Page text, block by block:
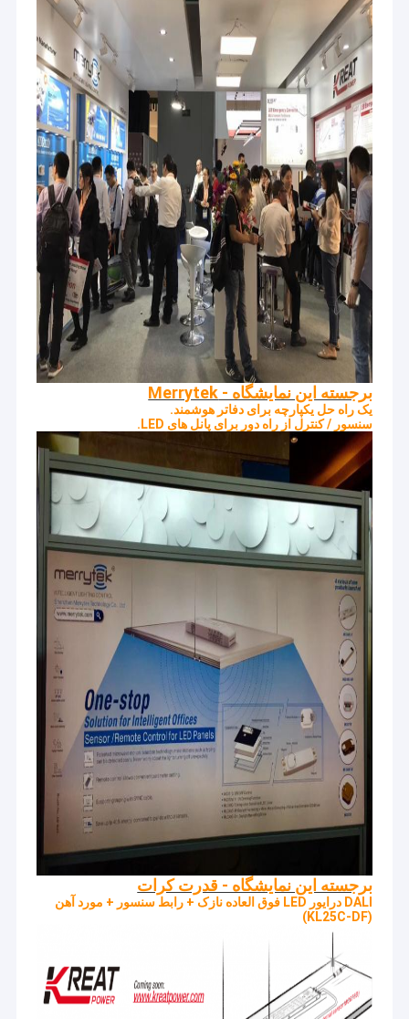
برجسته این نمایشگاه - Merrytek
یک راه حل یکپارچه برای دفاتر هوشمند.
سنسور / کنترل از راه دور برای پانل های LED.
برجسته این نمایشگاه - قدرت کرات
DALI درایور LED فوق العاده نازک + رابط سنسور + مورد آهن
(KL25C-DF)